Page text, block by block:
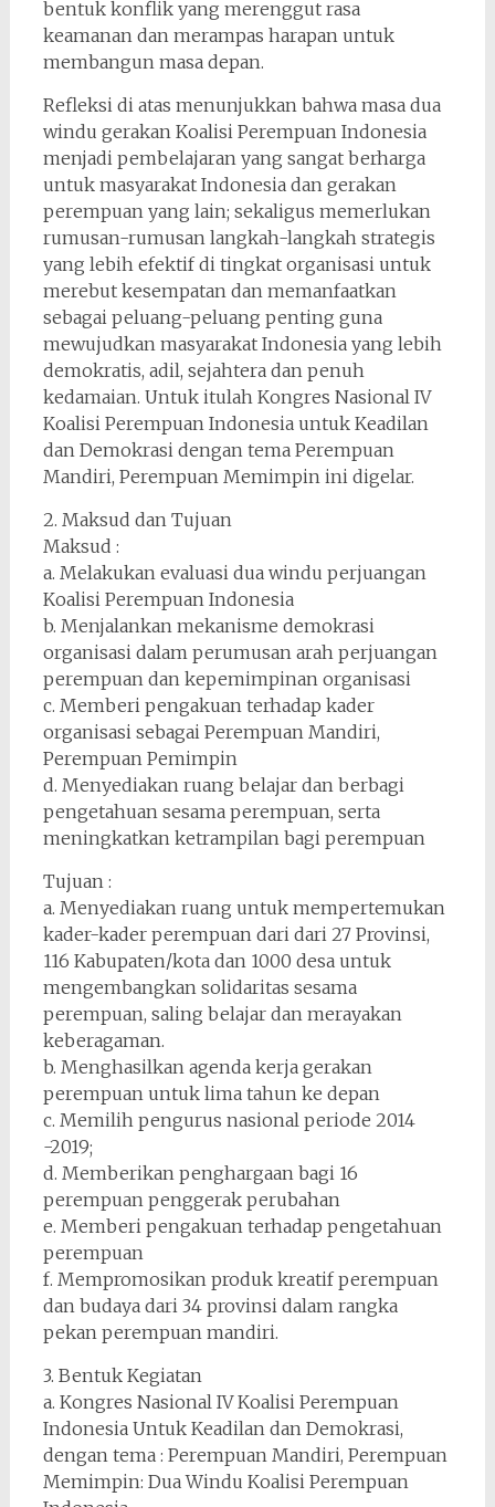
bentuk konflik yang merenggut rasa
keamanan dan merampas harapan untuk
membangun masa depan.
Refleksi di atas menunjukkan bahwa masa dua
windu gerakan Koalisi Perempuan Indonesia
menjadi pembelajaran yang sangat berharga
untuk masyarakat Indonesia dan gerakan
perempuan yang lain; sekaligus memerlukan
rumusan-rumusan langkah-langkah strategis
yang lebih efektif di tingkat organisasi untuk
merebut kesempatan dan memanfaatkan
sebagai peluang-peluang penting guna
mewujudkan masyarakat Indonesia yang lebih
demokratis, adil, sejahtera dan penuh
kedamaian. Untuk itulah Kongres Nasional IV
Koalisi Perempuan Indonesia untuk Keadilan
dan Demokrasi dengan tema Perempuan
Mandiri, Perempuan Memimpin ini digelar.
2. Maksud dan Tujuan
Maksud :
a. Melakukan evaluasi dua windu perjuangan
Koalisi Perempuan Indonesia
b. Menjalankan mekanisme demokrasi
organisasi dalam perumusan arah perjuangan
perempuan dan kepemimpinan organisasi
c. Memberi pengakuan terhadap kader
organisasi sebagai Perempuan Mandiri,
Perempuan Pemimpin
d. Menyediakan ruang belajar dan berbagi
pengetahuan sesama perempuan, serta
meningkatkan ketrampilan bagi perempuan
Tujuan :
a. Menyediakan ruang untuk mempertemukan
kader-kader perempuan dari dari 27 Provinsi,
116 Kabupaten/kota dan 1000 desa untuk
mengembangkan solidaritas sesama
perempuan, saling belajar dan merayakan
keberagaman.
b. Menghasilkan agenda kerja gerakan
perempuan untuk lima tahun ke depan
c. Memilih pengurus nasional periode 2014
-2019;
d. Memberikan penghargaan bagi 16
perempuan penggerak perubahan
e. Memberi pengakuan terhadap pengetahuan
perempuan
f. Mempromosikan produk kreatif perempuan
dan budaya dari 34 provinsi dalam rangka
pekan perempuan mandiri.
3. Bentuk Kegiatan
a. Kongres Nasional IV Koalisi Perempuan
Indonesia Untuk Keadilan dan Demokrasi,
dengan tema : Perempuan Mandiri, Perempuan
Memimpin: Dua Windu Koalisi Perempuan